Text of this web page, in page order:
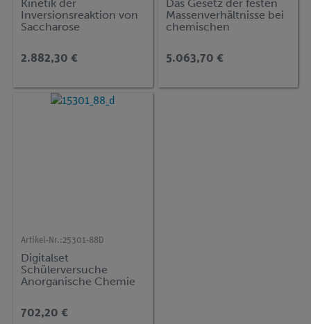
Kinetik der
Inversionsreaktion von
Saccharose
2.882,30 €
Das Gesetz der festen
Massenverhältnisse bei
chemischen
quantitative
Untersuchungen zu
5.063,70 €
Artikel-Nr.:25301-88D
Digitalset
Schülerversuche
Anorganische Chemie
2
702,20 €